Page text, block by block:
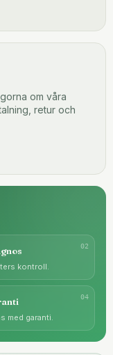
om våra
retur och
02
kontroll.
04
med garanti.